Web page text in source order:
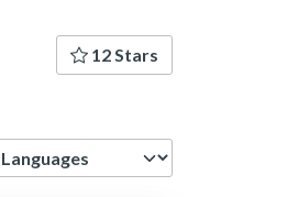
12 Stars